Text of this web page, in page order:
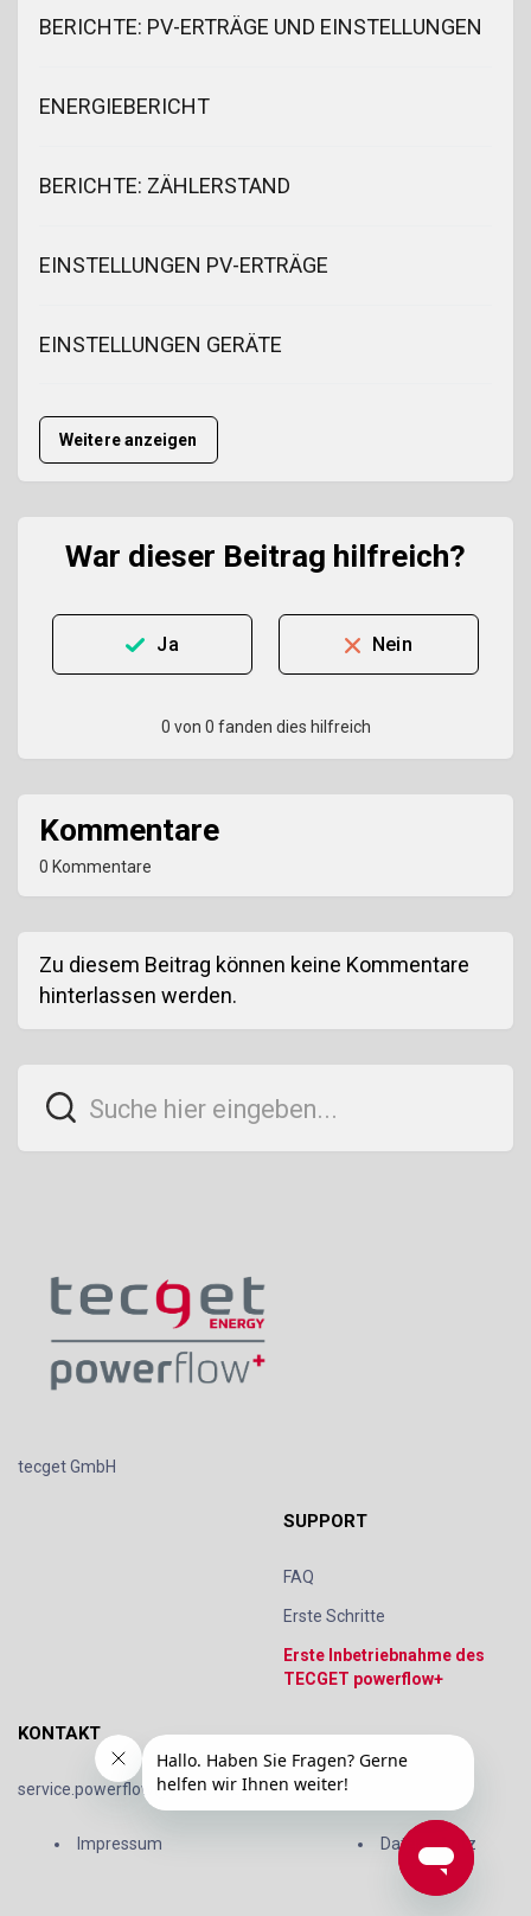
BERICHTE: PV-ERTRÄGE UND EINSTELLUNGEN
ENERGIEBERICHT
BERICHTE: ZÄHLERSTAND
EINSTELLUNGEN PV-ERTRÄGE
EINSTELLUNGEN GERÄTE
Weitere anzeigen
War dieser Beitrag hilfreich?
Ja Nein
0 von 0 fanden dies hilfreich
Kommentare
0 Kommentare
Zu diesem Beitrag können keine Kommentare
hinterlassen werden.
tecget GmbH
SUPPORT
FAQ
Erste Schritte
Erste Inbetriebnahme des
TECGET powerflow+
KONTAKT
service.powerflow@tecget.de
Impressum Datenschutz